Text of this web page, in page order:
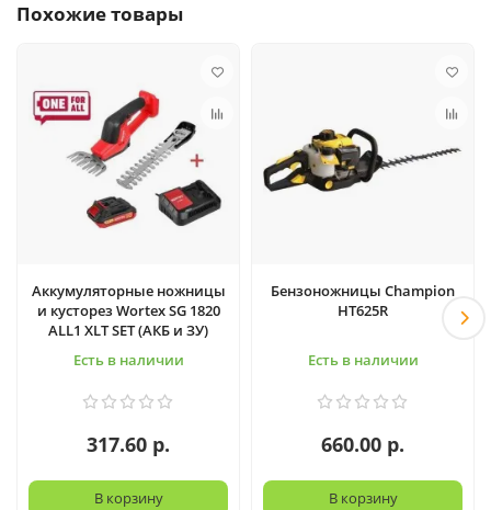
Похожие товары
Аккумуляторные ножницы
и кусторез Wortex SG 1820
ALL1 XLT SET (АКБ и ЗУ)
Есть в наличии
317.60 р.
В корзину
Бензоножницы Champion
HT625R
Есть в наличии
660.00 р.
В корзину